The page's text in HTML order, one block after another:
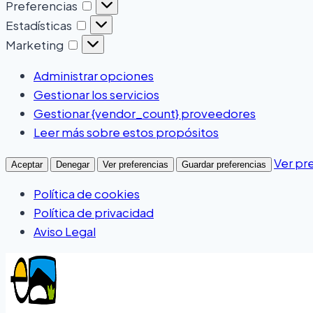
Preferencias
Estadísticas
Marketing
Administrar opciones
Gestionar los servicios
Gestionar {vendor_count} proveedores
Leer más sobre estos propósitos
Aceptar Denegar Ver preferencias Guardar preferencias
Ver
Política de cookies
Política de privacidad
Aviso Legal